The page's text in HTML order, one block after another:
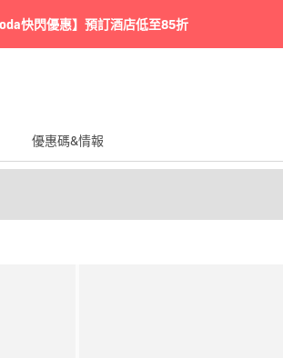
快閃優惠】預訂酒店低至85折
優惠碼&情報